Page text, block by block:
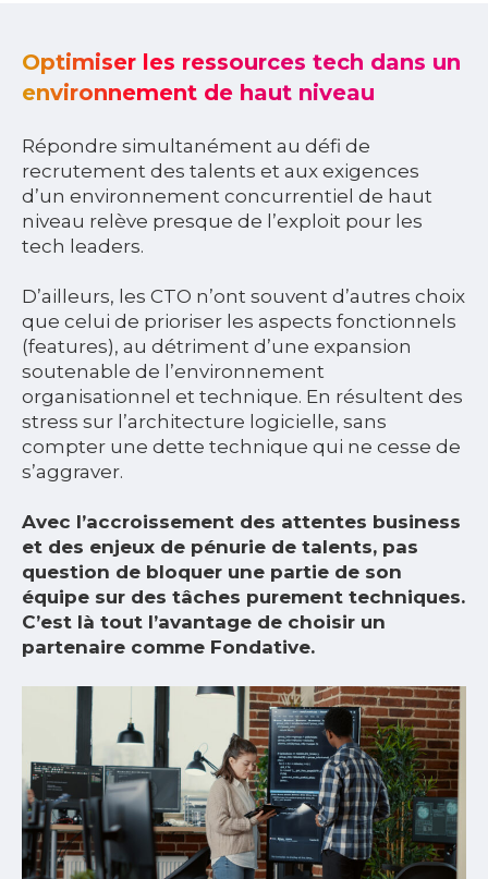
Optimiser les ressources tech dans un
environnement de haut niveau
Répondre simultanément au défi de
recrutement des talents et aux exigences
d’un environnement concurrentiel de haut
niveau relève presque de l’exploit pour les
tech leaders.
D’ailleurs, les CTO n’ont souvent d’autres choix
que celui de prioriser les aspects fonctionnels
(features), au détriment d’une expansion
soutenable de l’environnement
organisationnel et technique. En résultent des
stress sur l’architecture logicielle, sans
compter une dette technique qui ne cesse de
s’aggraver.
Avec l’accroissement des attentes business
et des enjeux de pénurie de talents, pas
question de bloquer une partie de son
équipe sur des tâches purement techniques.
C’est là tout l’avantage de choisir un
partenaire comme Fondative.